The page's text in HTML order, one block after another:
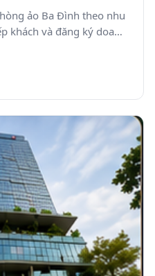
ảo Ba Đình theo nhu
khách và đăng ký doanh